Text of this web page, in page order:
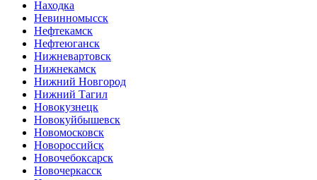
Находка
Невинномысск
Нефтекамск
Нефтеюганск
Нижневартовск
Нижнекамск
Нижний Новгород
Нижний Тагил
Новокузнецк
Новокуйбышевск
Новомосковск
Новороссийск
Новочебоксарск
Новочеркасск